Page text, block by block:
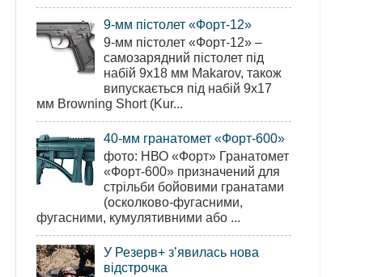
9-мм пістолет «Форт-12»
9-мм пістолет «Форт-12» –
самозарядний пістолет під
набій 9х18 мм Makarov, також
випускається під набій 9х17
мм Browning Short (Kur...
40-мм гранатомет «Форт-600»
фото: НВО «Форт» Гранатомет
«Форт-600» призначений для
стрільби бойовими гранатами
(осколково-фугасними,
фугасними, кумулятивними або ...
У Резерв+ з’явилась нова
відстрочка